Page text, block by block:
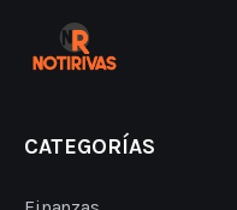
CATEGORÍAS